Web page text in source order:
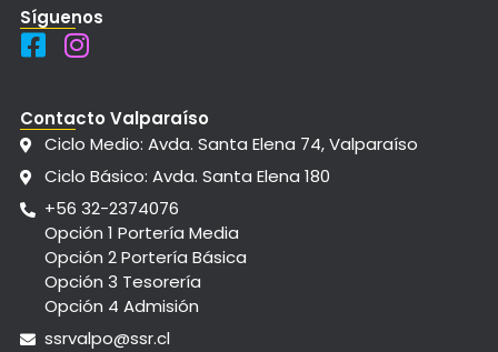
Síguenos
Contacto Valparaíso
Ciclo Medio: Avda. Santa Elena 74, Valparaíso
Ciclo Básico: Avda. Santa Elena 180
+56 32-2374076
Opción 1 Portería Media
Opción 2 Portería Básica
Opción 3 Tesorería
Opción 4 Admisión
ssrvalpo@ssr.cl